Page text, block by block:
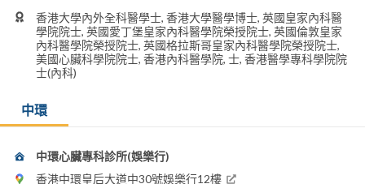
香港大學內外全科醫學士, 香港大學醫學博士, 英國皇家內科醫
學院院士, 英國愛丁堡皇家內科醫學院榮授院士, 英國倫敦皇家
內科醫學院榮授院士, 英國格拉斯哥皇家內科醫學院榮授院士,
美國心臟科學院院士, 香港內科醫學院, 士, 香港醫學專科學院院
士(內科)
中環
中環心臟專科診所(娛樂行)
香港中環皇后大道中30號娛樂行12樓